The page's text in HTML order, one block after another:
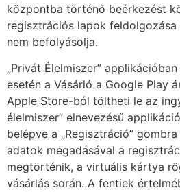
központba történő beérkezést
regisztrációs lapok
nem befolyásolja.
„Privát Élelmiszer”
esetén a Vásárló a Google Play
Apple Store-ból töltheti le az
élelmiszer” elnevezésű
belépve a „Regisztráció”
adatok megadásával a
megtörténik, a virtuális kártya
vásárlás során. A fentiek